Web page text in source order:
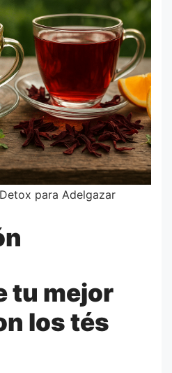
para Adelgazar
tu mejor
los tés